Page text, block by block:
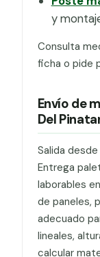
y
Consulta
ficha o pide
Envío de
Del
Salida
Entrega
laborables
de paneles,
adecuado
lineales,
calcular